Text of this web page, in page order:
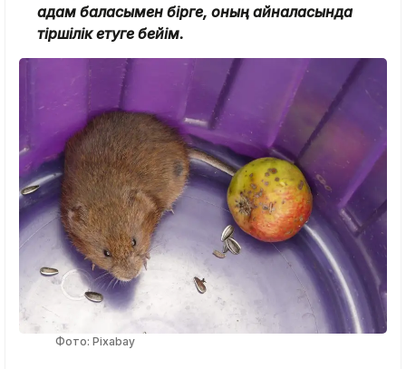
адам баласымен бірге, оның айналасында
тіршілік етуге бейім.
Фото: Pixabay